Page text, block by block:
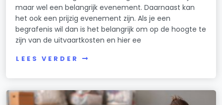
maar wel een belangrijk evenement. Daarnaast kan
het ook een prijzig evenement zijn. Als je een
begrafenis wil dan is het belangrijk om op de hoogte te
zijn van de uitvaartkosten en hier ee
LEES VERDER